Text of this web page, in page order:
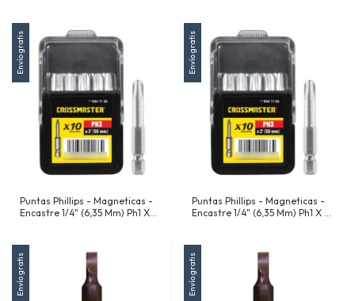
Envío gratis
Puntas Phillips - Magneticas -
Encastre 1/4" (6,35 Mm) Ph1 X
Envío gratis
Puntas Phillips - Magneticas -
Encastre 1/4" (6,35 Mm) Ph1 X 25
Envío gratis Envío gratis